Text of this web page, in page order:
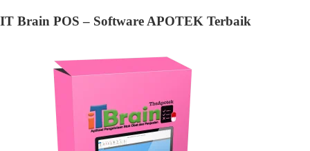
IT Brain POS – Software APOTEK Terbaik